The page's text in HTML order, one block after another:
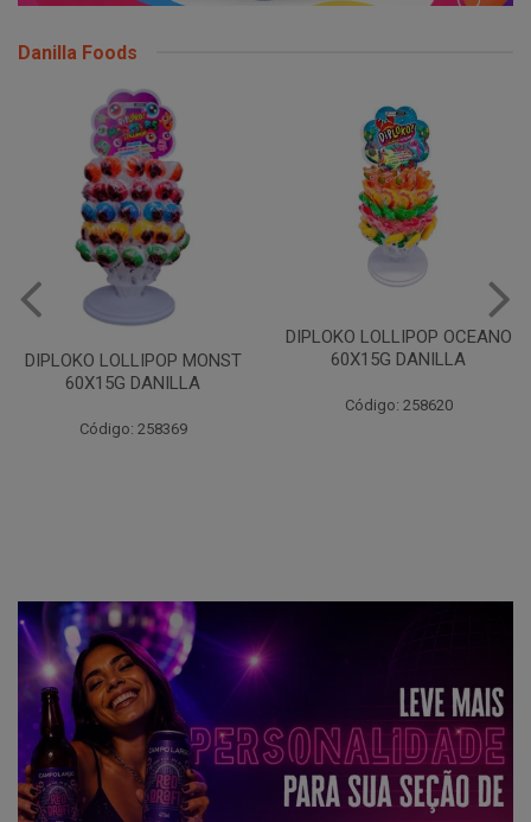
Danilla Foods
DIPLOKO LOLLIPOP MONST
60X15G DANILLA
Código: 258369
DIPLOKO LOLLIPOP OCEANO
60X15G DANILLA
Código: 258620